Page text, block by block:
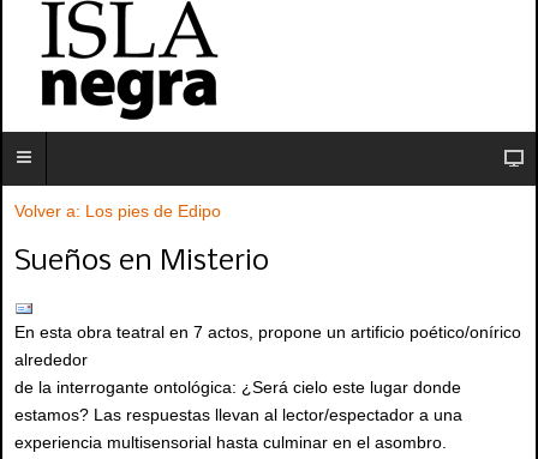
Volver a: Los pies de Edipo
Sueños en Misterio
En esta obra teatral en 7 actos, propone un artificio poético/onírico
alrededor
de la interrogante ontológica: ¿Será cielo este lugar donde
estamos? Las respuestas llevan al lector/espectador a una
experiencia multisensorial hasta culminar en el asombro.